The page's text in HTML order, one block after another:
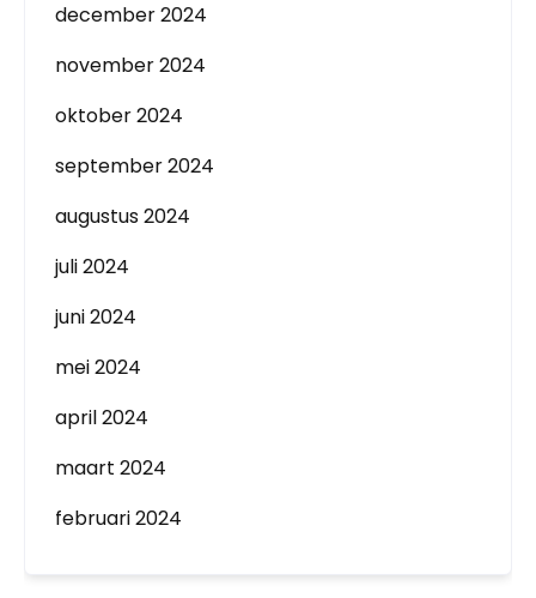
december 2024
november 2024
oktober 2024
september 2024
augustus 2024
juli 2024
juni 2024
mei 2024
april 2024
maart 2024
februari 2024